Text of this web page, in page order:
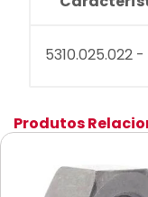
5310.025.022 -
Produtos